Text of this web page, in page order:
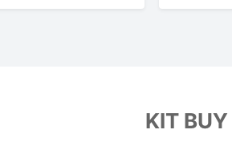
KIT BUY